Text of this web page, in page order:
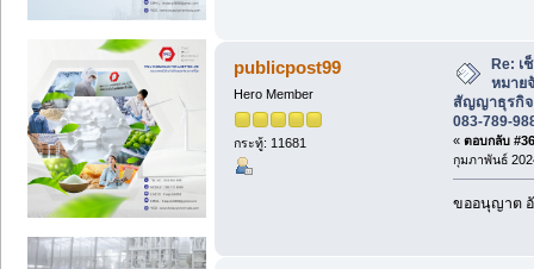
publicpost99
Hero Member
กระทู้: 11681
Re: เ
หมาย
สัญญาธุรกิจ
083-789-
« ตอบกลับ
กุมภาพันธ์
ขออนุญาต